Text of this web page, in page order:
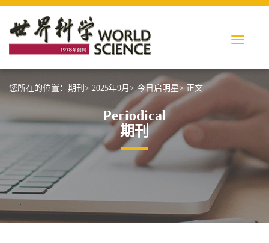
您所在的位置： 期刊> 2025年9月> 今日启明星> 正文
Periodical
期刊